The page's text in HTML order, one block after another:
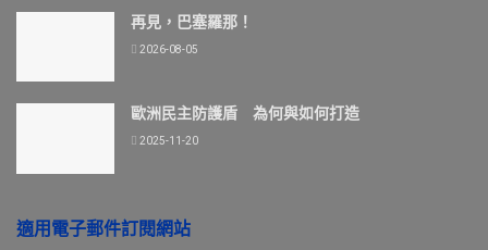
再見，巴塞羅那！
2026-08-05
歐洲民主防護盾 為何與如何打造
2025-11-20
適用電子郵件訂閱網站